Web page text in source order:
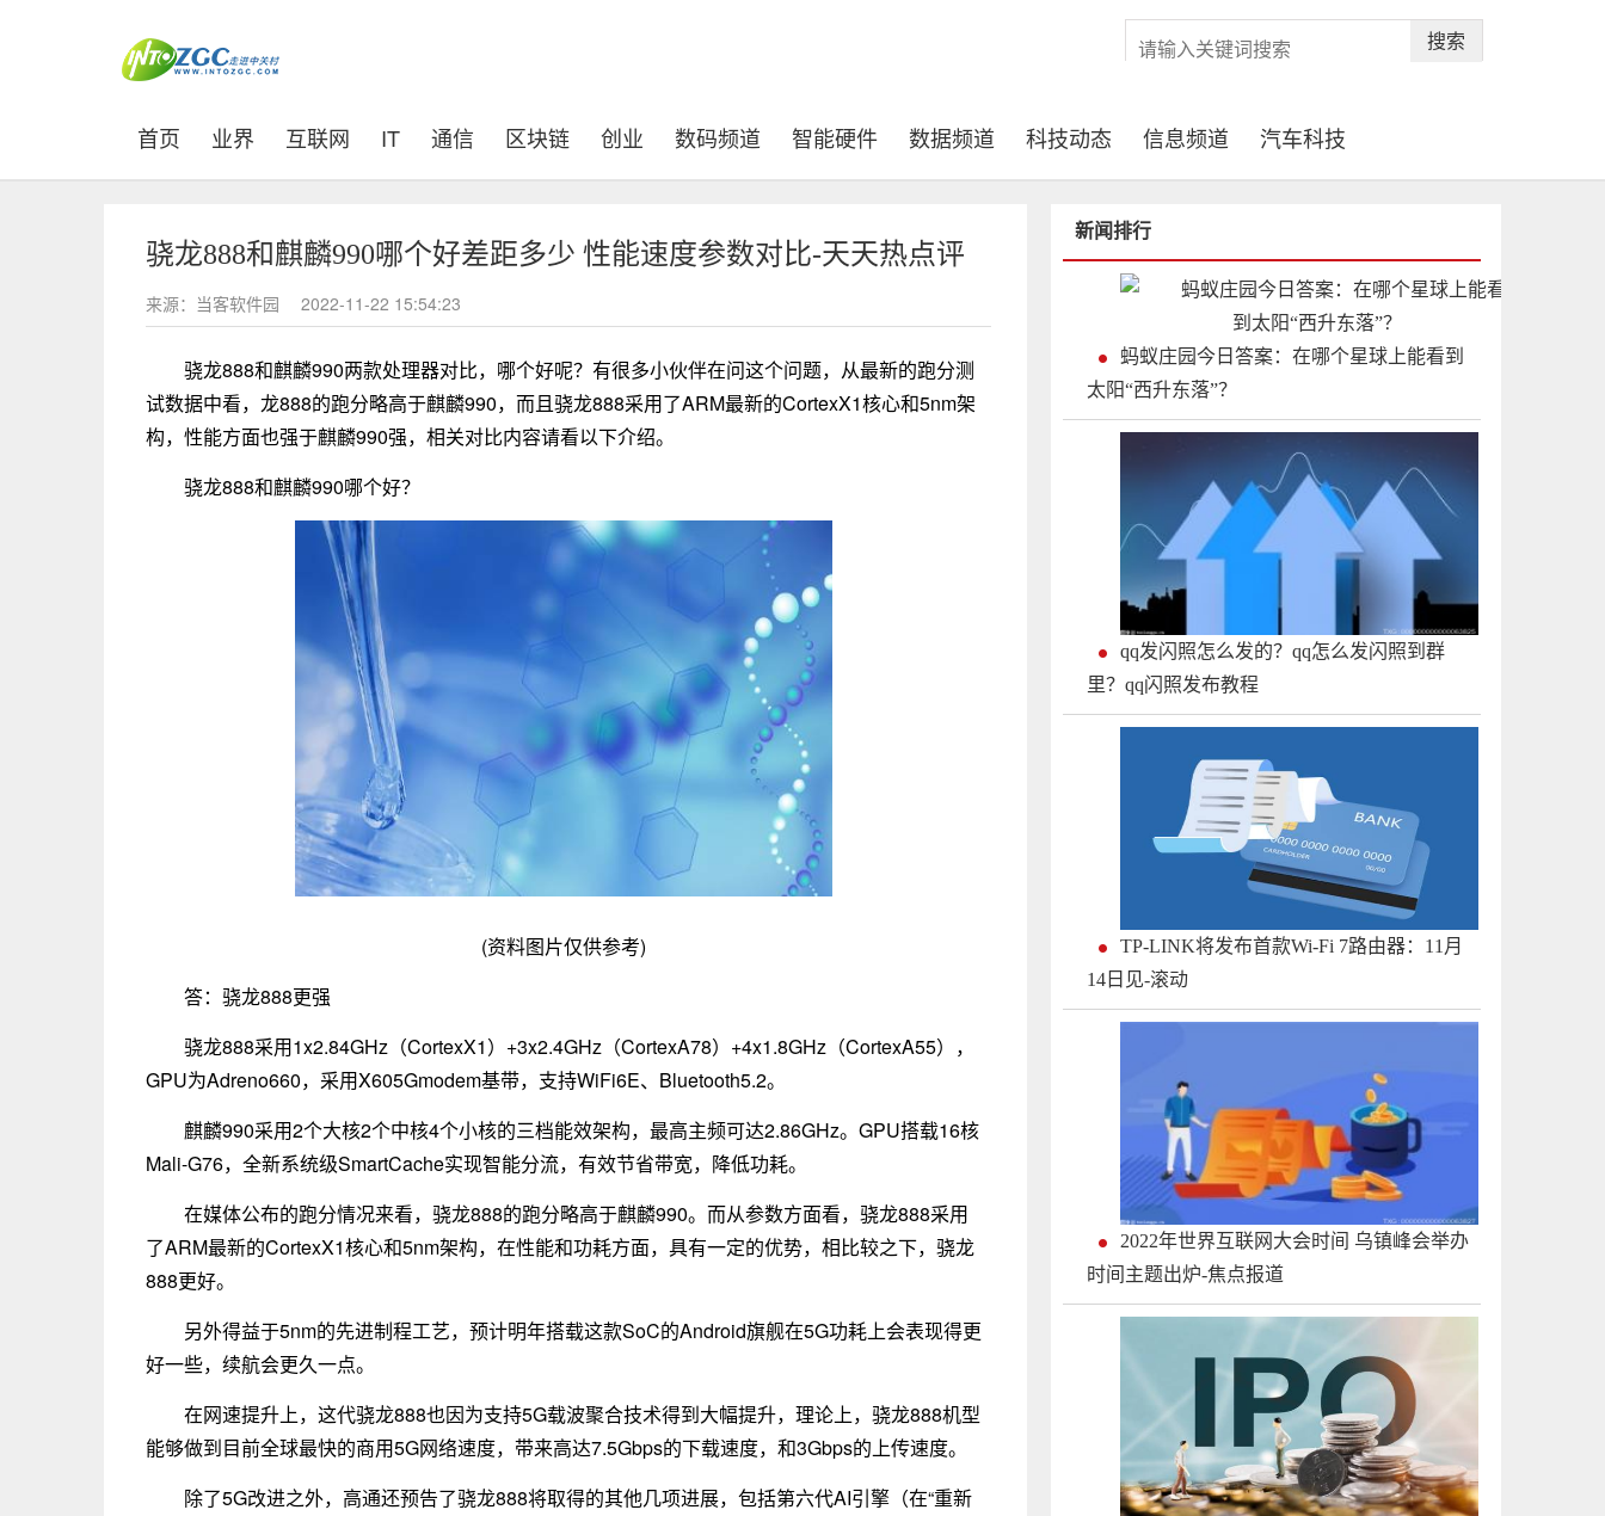
搜索
首页 (current)
业界 互联网 IT 通信 区块链 创业 数码频道 智能硬件 数据频道 科技动态 信息频道 汽车科技
骁龙888和麒麟990哪个好差距多少 性能速度参数对比-天天热点评
来源：当客软件园 2022-11-22 15:54:23
骁龙888和麒麟990两款处理器对比，哪个好呢？有很多小伙伴在问这个问题，从最新的跑分测
试数据中看，龙888的跑分略高于麒麟990，而且骁龙888采用了ARM最新的CortexX1核心和5nm架
构，性能方面也强于麒麟990强，相关对比内容请看以下介绍。
骁龙888和麒麟990哪个好？
(资料图片仅供参考)
答：骁龙888更强
骁龙888采用1x2.84GHz（CortexX1）+3x2.4GHz（CortexA78）+4x1.8GHz（CortexA55），
GPU为Adreno660，采用X605Gmodem基带，支持WiFi6E、Bluetooth5.2。
麒麟990采用2个大核2个中核4个小核的三档能效架构，最高主频可达2.86GHz。GPU搭载16核
Mali-G76，全新系统级SmartCache实现智能分流，有效节省带宽，降低功耗。
在媒体公布的跑分情况来看，骁龙888的跑分略高于麒麟990。而从参数方面看，骁龙888采用
了ARM最新的CortexX1核心和5nm架构，在性能和功耗方面，具有一定的优势，相比较之下，骁龙
888更好。
另外得益于5nm的先进制程工艺，预计明年搭载这款SoC的Android旗舰在5G功耗上会表现得更
好一些，续航会更久一点。
在网速提升上，这代骁龙888也因为支持5G载波聚合技术得到大幅提升，理论上，骁龙888机型
能够做到目前全球最快的商用5G网络速度，带来高达7.5Gbps的下载速度，和3Gbps的上传速度。
除了5G改进之外，高通还预告了骁龙888将取得的其他几项进展，包括第六代AI引擎（在“重新
新闻排行
蚂蚁庄园今日答案：在哪个星球上能看到
太阳“西升东落”？
qq发闪照怎么发的？qq怎么发闪照到群
里？qq闪照发布教程
TP-LINK将发布首款Wi-Fi 7路由器：11月
14日见-滚动
2022年世界互联网大会时间 乌镇峰会举办
时间主题出炉-焦点报道